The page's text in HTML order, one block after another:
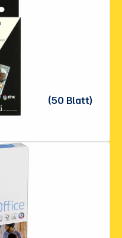
Canon ZP-2030 ZINK Paper 5 x 7,5 cm (50 Blatt)